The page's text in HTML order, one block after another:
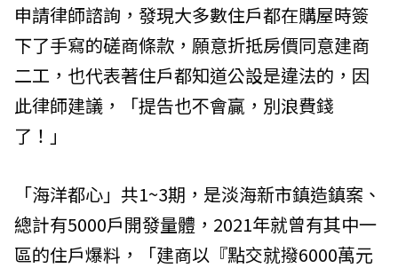
申請律師諮詢，發現大多數住戶都在購屋時簽
下了手寫的磋商條款，願意折抵房價同意建商
二工，也代表著住戶都知道公設是違法的，因
此律師建議，「提告也不會贏，別浪費錢
了！」
「海洋都心」共1~3期，是淡海新市鎮造鎮案、
總計有5000戶開發量體，2021年就曾有其中一
區的住戶爆料，「建商以『點交就撥6000萬元